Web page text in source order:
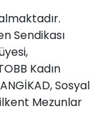
Sendikası
Kadın
Sosyal
Mezunlar